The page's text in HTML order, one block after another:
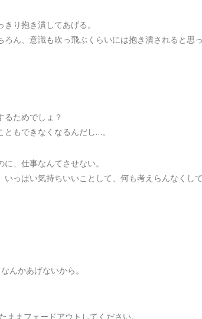
り抱き潰してあげる。
ろん、意識も吹っ飛ぶくらいには抱き潰されると思
るためでしょ？
もできなくなるんだし…。
、仕事なんてさせない。
いっぱい気持ちいいことして、何も考えらんなくし
んかあげないから。
ままフェードアウトしてください。